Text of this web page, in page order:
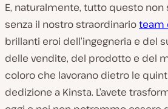
E, naturalmente, tutto questo
senza il nostro straordinarioteam
brillanti eroi dell’ingegneria e del
delle vendite, del prodotto e del
coloro che lavorano dietro le
dedizione a Kinsta. L’avete